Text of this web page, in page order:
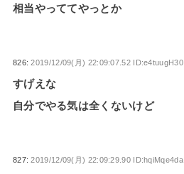
相当やっててやっとか
826:2019/12/09(月) 22:09:07.52 ID:e4tuugH30
すげえな
自分でやる気は全くないけど
827:2019/12/09(月) 22:09:29.90 ID:hqiMqe4da